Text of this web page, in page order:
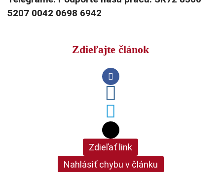
5207 0042 0698 6942
Zdieľajte článok
Zdieľať link
Nahlásiť chybu v článku